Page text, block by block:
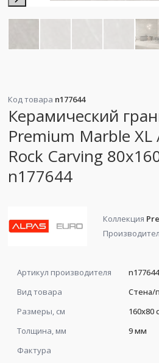
Код товара n177644
Керамический
Premium Marble XL
Rock Carving
n177644
Коллекция
Артикул производителя
n177644
Вид товара
Стена/
Размеры, см
160x80
Толщина, мм
9 мм
Фактура